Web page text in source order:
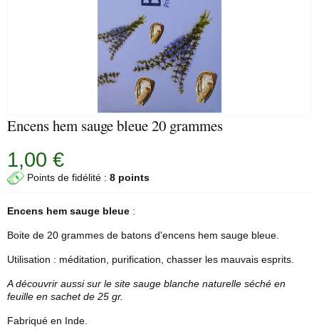
Encens hem sauge bleue 20 grammes
1,00 €
Points de fidélité : 8 points
Encens hem sauge bleue :
Boite de 20 grammes de batons d'encens hem sauge bleue.
Utilisation : méditation, purification, chasser les mauvais esprits.
A découvrir aussi sur le site sauge blanche naturelle séché en
feuille en sachet de 25 gr.
Fabriqué en Inde.